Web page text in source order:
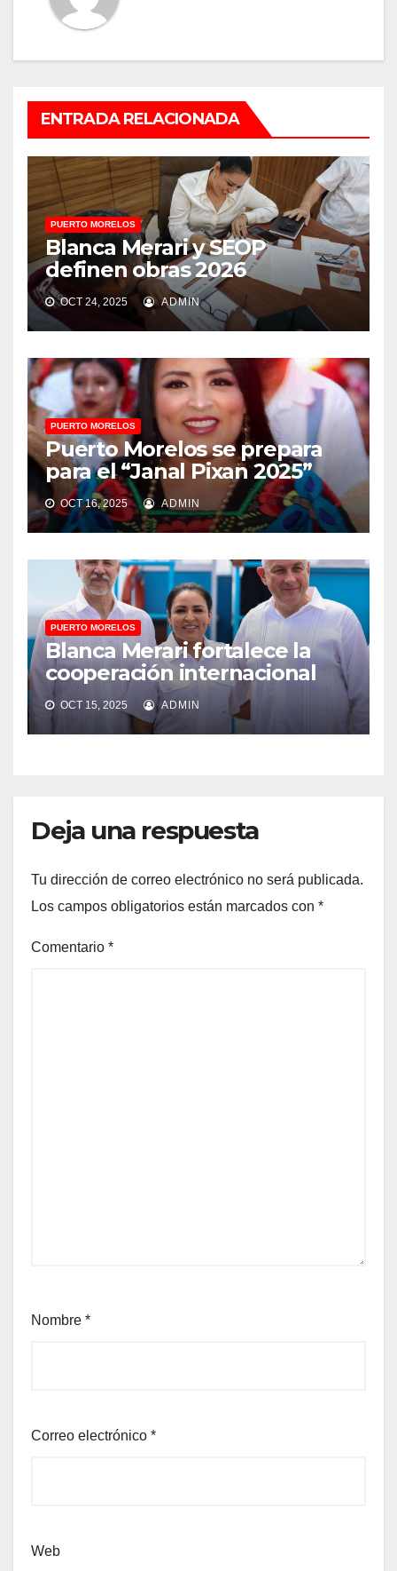
ENTRADA RELACIONADA
PUERTO MORELOS
Blanca Merari y SEOP
definen obras 2026
OCT 24, 2025 ADMIN
PUERTO MORELOS
Puerto Morelos se prepara
para el “Janal Pixan 2025”
OCT 16, 2025 ADMIN
PUERTO MORELOS
Blanca Merari fortalece la
cooperación internacional
OCT 15, 2025 ADMIN
Deja una respuesta
Tu dirección de correo electrónico no será publicada.
Los campos obligatorios están marcados con *
Comentario *
Nombre *
Correo electrónico *
Web